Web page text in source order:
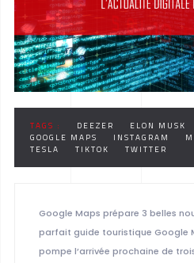
TAGS : DEEZER ELON MUSK
GOOGLE MAPS
INSTAGRAM
TESLA
TIKTOK TWITTER
Google Maps prépare 3 belles
parfait guide touristique Google
pompe l’arrivée prochaine de